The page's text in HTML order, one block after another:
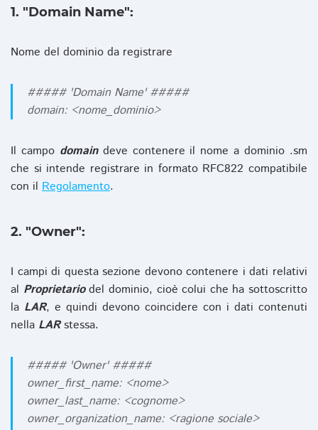
1. "Domain Name":
Nome del dominio da registrare
##### 'Domain Name' #####
domain: <nome_dominio>
Il campo domaindeve contenere il nome a dominio .sm
che si intende registrare in formato RFC822 compatibile
con il Regolamento.
2. "Owner":
I campi di questa sezione devono contenere i dati relativi
al Proprietariodel dominio, cioè colui che ha sottoscritto
la LAR, e quindi devono coincidere con i dati contenuti
nella LARstessa.
##### 'Owner' #####
owner_first_name: <nome>
owner_last_name: <cognome>
owner_organization_name: <ragione sociale>